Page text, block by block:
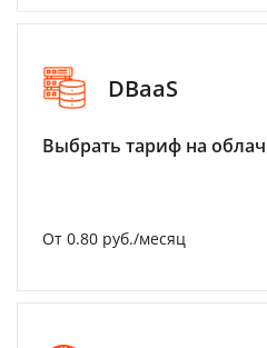
DBaaS
Выбрать тариф на
От 0.80 руб./месяц